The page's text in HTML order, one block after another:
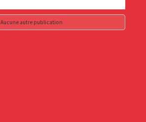
Aucune autre publication